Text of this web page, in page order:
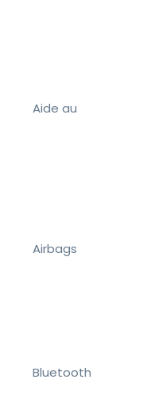
Aide au
Airbags
Bluetooth